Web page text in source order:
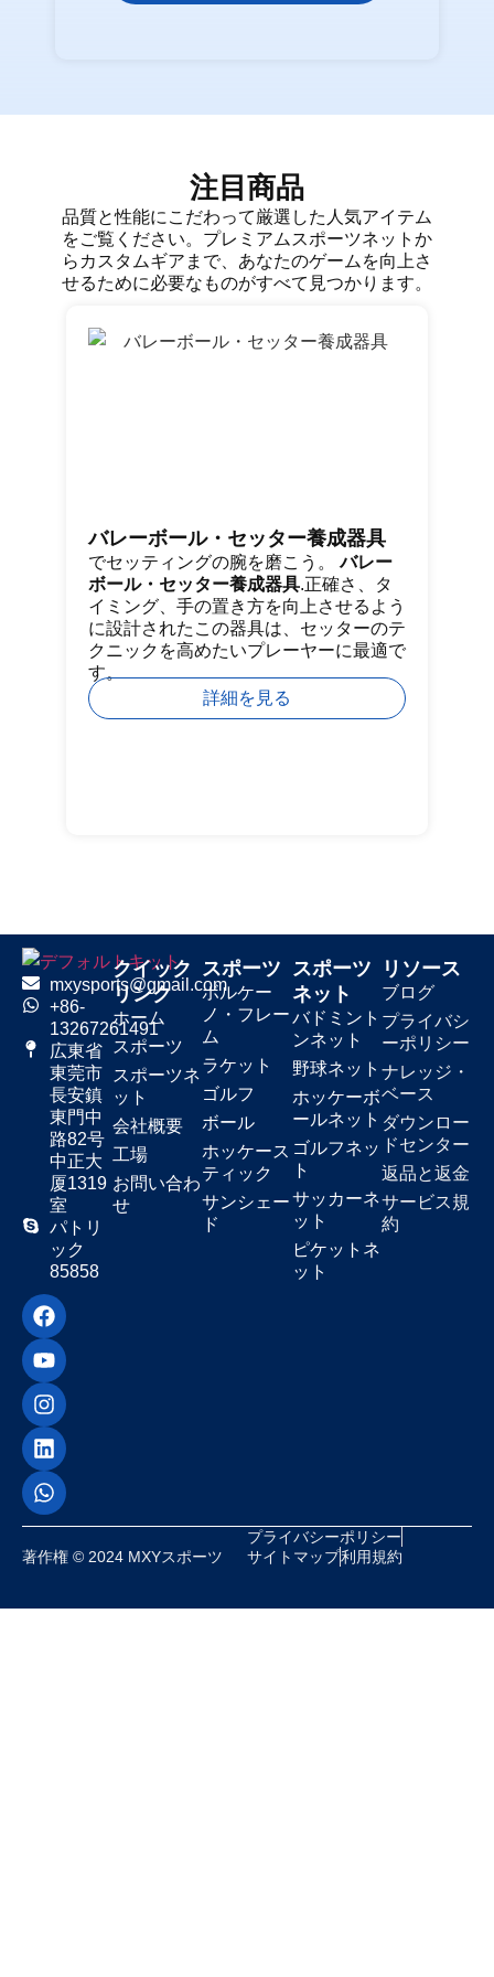
注目商品
品質と性能にこだわって厳選した人気アイテム
をご覧ください。プレミアムスポーツネットか
らカスタムギアまで、あなたのゲームを向上さ
せるために必要なものがすべて見つかります。
バレーボール・セッター養成器具
でセッティングの腕を磨こう。バレー
ボール・セッター養成器具.正確さ、タ
イミング、手の置き方を向上させるよう
に設計されたこの器具は、セッターのテ
クニックを高めたいプレーヤーに最適で
す。
詳細を見る
mxysports@gmail.com
+86-
13267261491
広東省
東莞市
長安鎮
東門中
路82号
中正大
厦1319
室
パトリ
ック
85858
クイック
リンク
ホーム
スポーツ
スポーツネ
ット
会社概要
工場
お問い合わ
せ
スポーツ
ボルケー
ノ・フレー
ム
ラケット
ゴルフ
ボール
ホッケース
ティック
サンシェー
ド
スポーツ
ネット
バドミント
ンネット
野球ネット
ホッケーボ
ールネット
ゴルフネッ
ト
サッカーネ
ット
ピケットネ
ット
リソース
ブログ
プライバシ
ーポリシー
ナレッジ・
ベース
ダウンロー
ドセンター
返品と返金
サービス規
約
著作権 © 2024 MXYスポーツ
プライバシーポリシー
サイトマップ利用規約